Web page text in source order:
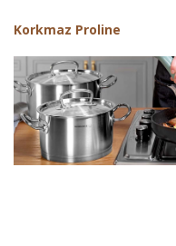
Korkmaz Proline